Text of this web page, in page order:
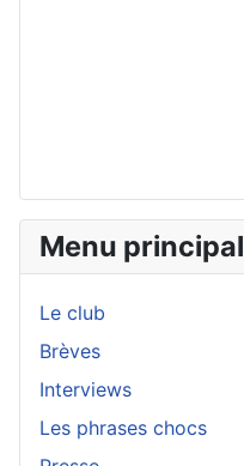
Menu principal
Le club
Brèves
Interviews
Les phrases chocs